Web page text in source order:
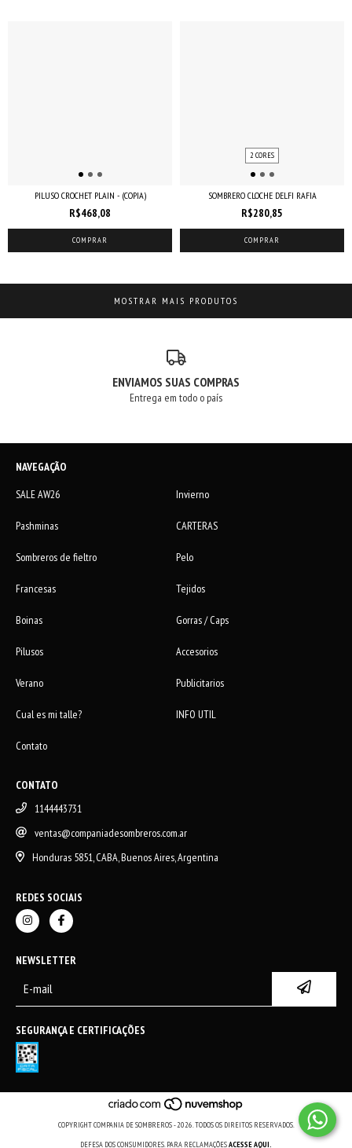
PILUSO CROCHET PLAIN - (COPIA)
R$468,08
COMPRAR
2 CORES
SOMBRERO CLOCHE DELFI RAFIA
R$280,85
COMPRAR
MOSTRAR MAIS PRODUTOS
ENVIAMOS SUAS COMPRAS
Entrega em todo o país
NAVEGAÇÃO
SALE AW26
Invierno
Pashminas CARTERAS
Sombreros de fieltro Pelo
Francesas Tejidos
Boinas Gorras / Caps
Pilusos Accesorios
Verano Publicitarios
Cual es mi talle? INFO UTIL
Contato
CONTATO
1144443731
ventas@companiadesombreros.com.ar
Honduras 5851, CABA, Buenos Aires, Argentina
REDES SOCIAIS
NEWSLETTER
SEGURANÇA E CERTIFICAÇÕES
COPYRIGHT COMPANIA DE SOMBREROS - 2026. TODOS OS DIREITOS RESERVADOS.
DEFESA DOS CONSUMIDORES. PARA RECLAMAÇÕESACESSE AQUI.